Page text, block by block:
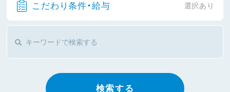
こだわり条件・給与 選択あり
検索する